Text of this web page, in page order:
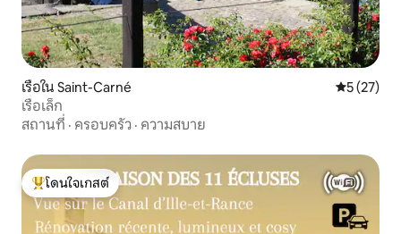
เรือใน Saint-Carné คะแนนเฉลี่
5 (27)
เรือเล็ก
สถานที่ · ครอบครัว · ความสบาย
โดนใจเกสต์ที่สุด
โดนใจเกสต์